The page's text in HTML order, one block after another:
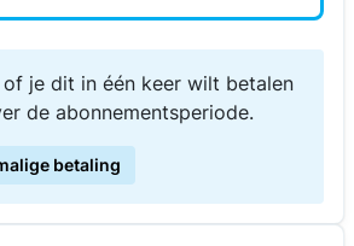
of je dit in één keer wilt betalen
de abonnementsperiode.
betaling